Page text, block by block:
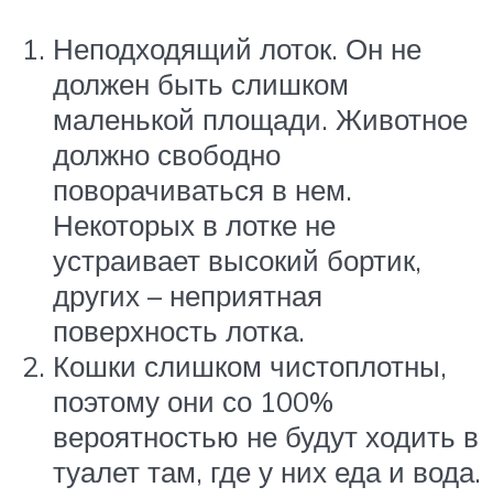
Неподходящий лоток. Он не
должен быть слишком
маленькой площади. Животное
должно свободно
поворачиваться в нем.
Некоторых в лотке не
устраивает высокий бортик,
других – неприятная
поверхность лотка.
Кошки слишком чистоплотны,
поэтому они со 100%
вероятностью не будут ходить в
туалет там, где у них еда и вода.